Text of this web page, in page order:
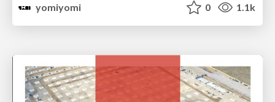
yomiyomi
0 1.1k